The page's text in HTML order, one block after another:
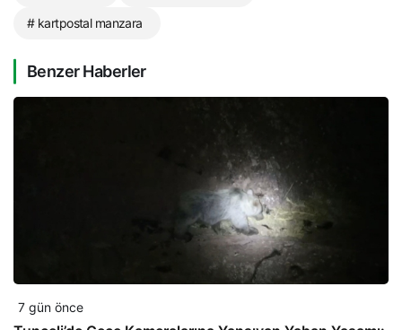
# kartpostal manzara
Benzer Haberler
7 gün önce